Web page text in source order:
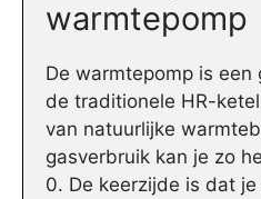
warmtepomp
De warmtepomp is een
de traditionele HR-
van natuurlijke
gasverbruik kan je zo
0. De keerzijde is dat